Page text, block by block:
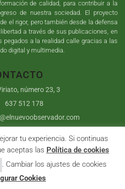
de calidad, para contribuir a la
de nuestra sociedad. El proyecto
el rigor, pero también desde la defensa
a través de sus publicaciones, en
pegados a la realidad calle gracias a las
digital y multimedia.
número 23, 3
637 512 178
| Sumurdigital Diseño web
|
de cookies|User
tu experiencia. Si continuas
aceptas las Política de cookies
. Cambiar los ajustes de cookies
Cookies